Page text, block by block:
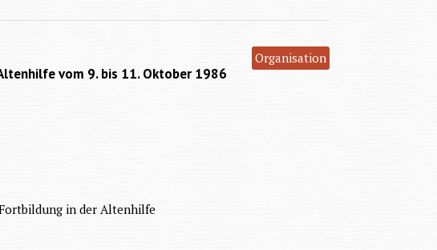
Organisation
vom 9. bis 11. Oktober 1986
in der Altenhilfe